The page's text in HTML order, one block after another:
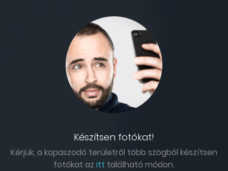
Készítsen fotókat!
Kérjük, a kopaszodó területről több szögből készítsen
fotókat az itt található módon.